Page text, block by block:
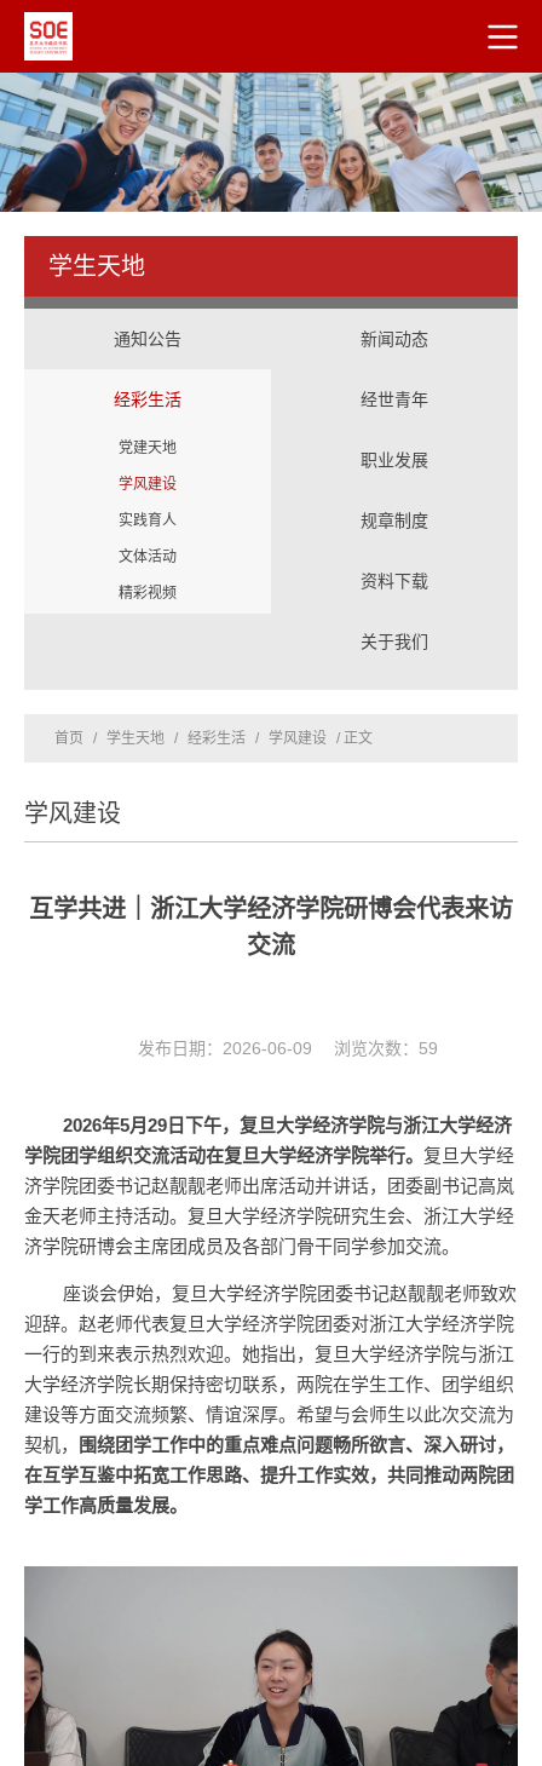
学生天地
通知公告 新闻动态
经彩生活
党建天地
学风建设
实践育人
文体活动
精彩视频
经世青年
职业发展
规章制度
资料下载
关于我们
首页 / 学生天地 / 经彩生活 / 学风建设 / 正文
学风建设
互学共进｜浙江大学经济学院研博会代表来访
交流
发布日期：2026-06-09 浏览次数： 59
2026年5月29日下午，复旦大学经济学院与浙江大学经济
学院团学组织交流活动在复旦大学经济学院举行。 复旦大学经
济学院团委书记赵靓靓老师出席活动并讲话，团委副书记高岚
金天老师主持活动。复旦大学经济学院研究生会、浙江大学经
济学院研博会主席团成员及各部门骨干同学参加交流。
座谈会伊始，复旦大学经济学院团委书记赵靓靓老师致欢
迎辞。赵老师代表复旦大学经济学院团委对浙江大学经济学院
一行的到来表示热烈欢迎。她指出，复旦大学经济学院与浙江
大学经济学院长期保持密切联系，两院在学生工作、团学组织
建设等方面交流频繁、情谊深厚。希望与会师生以此次交流为
契机，
围绕团学工作中的重点难点问题畅所欲言、深入研讨，
在互学互鉴中拓宽工作思路、提升工作实效，共同推动两院团
学工作高质量发展。